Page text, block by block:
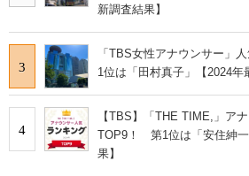
新調査結果】
3
「TBS女性アナウンサー」
1位は「田村真子」【2024年
4
【TBS】「THE TIME,」ア
TOP9！ 第1位は「安住紳
果】